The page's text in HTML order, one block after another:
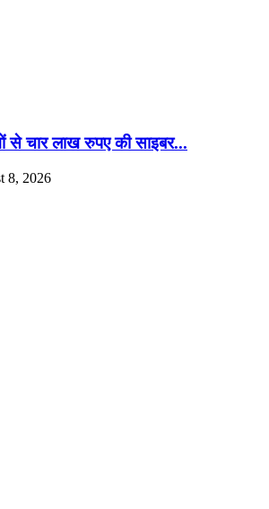
से चार लाख रुपए की साइबर...
8, 2026